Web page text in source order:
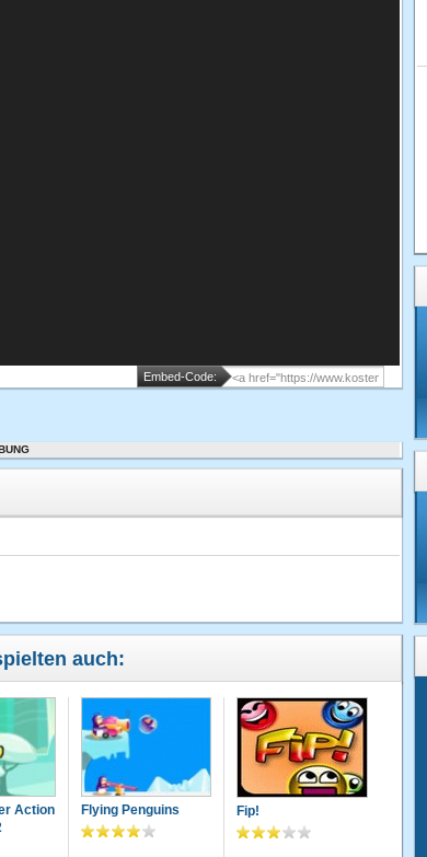
Embed-Code:
auch:
Action
Flying Penguins Fip!